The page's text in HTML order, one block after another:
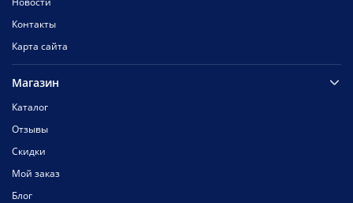
Контакты
Карта сайта
Магазин
Каталог
Отзывы
Скидки
Мой заказ
Блог